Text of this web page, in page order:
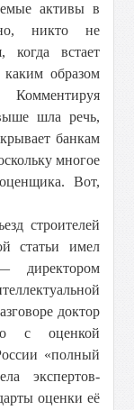
активы в
никто не
когда встает
образом
шла речь,
банкам
многое
Вот,
строителей
статьи имел
директором
доктор
с оценкой
«полный
экспертов-
оценки её